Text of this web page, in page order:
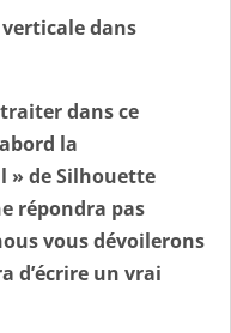
dans
dans ce
la
» de Silhouette
répondra pas
vous dévoilerons
d’écrire un vrai